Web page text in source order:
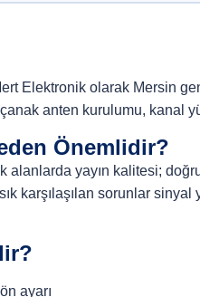
Elektronik olarak Mersin
anten kurulumu, kanal
Önemlidir?
alanlarda yayın kalitesi;
karşılaşılan sorunlar sinyal
ayarı